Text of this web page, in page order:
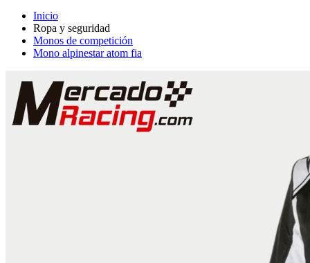
Ropa y seguridad
Monos de competición
Mono alpinestar atom fia